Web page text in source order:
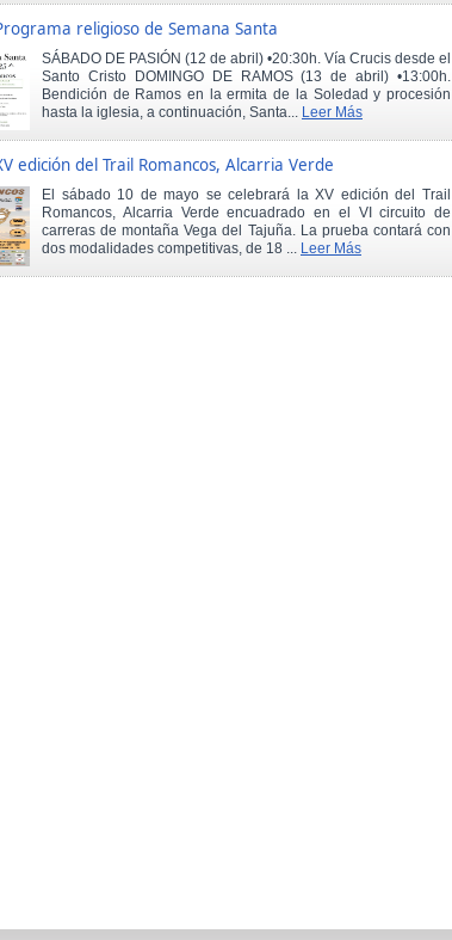
religioso de Semana Santa
SÁBADO DE PASIÓN (12 de abril) •20:30h. Vía Crucis desde el
Santo Cristo DOMINGO DE RAMOS (13 de abril) •13:00h.
Bendición de Ramos en la ermita de la Soledad y procesión
hasta la iglesia, a continuación, Santa... Leer Más
edición del Trail Romancos, Alcarria Verde
El sábado 10 de mayo se celebrará la XV edición del Trail
Romancos, Alcarria Verde encuadrado en el VI circuito de
carreras de montaña Vega del Tajuña. La prueba contará con
dos modalidades competitivas, de 18 ... Leer Más